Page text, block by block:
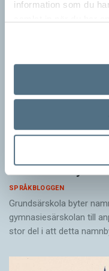
information som du
Särskolan byter
SPRÅKBLOGGEN
Grundsärskola byter
gymnasiesärskolan till
stor del i att detta